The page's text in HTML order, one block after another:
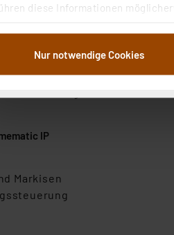
diese Informationen
Weiterverarbeitung für die
DSG-VO) zu. Eine detaillierte
und Analyse bis zum
„Einige Drittanbieter verarbeiten
Nur notwendige Cookies
IP App Regeln nach
Wunsch eine
App können Sie mehrere
Home-System kann
Point angelernt werden
IP
Markisen